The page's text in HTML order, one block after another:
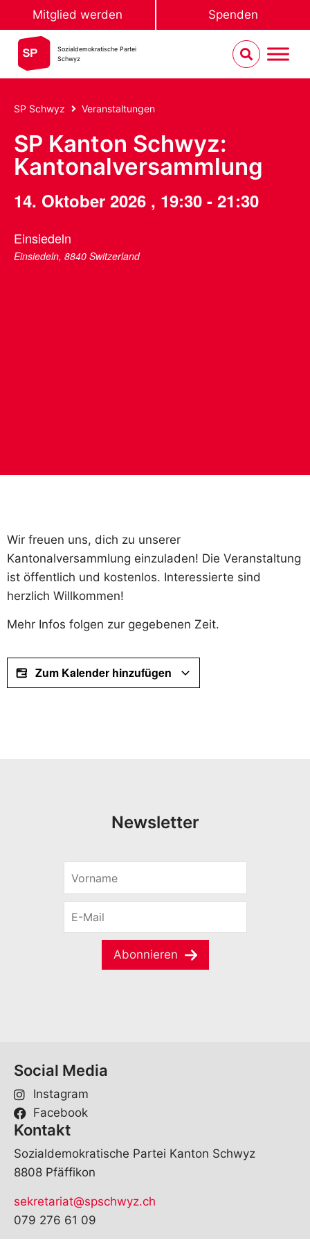
Mitglied werden Spenden
Sozialdemokratische Partei
Schwyz
SP Schwyz Veranstaltungen
SP Kanton Schwyz:
Kantonalversammlung
14. Oktober 2026 , 19:30 - 21:30
Einsiedeln
Einsiedeln, 8840 Switzerland
Wir freuen uns, dich zu unserer
Kantonalversammlung einzuladen! Die Veranstaltung
ist öffentlich und kostenlos. Interessierte sind
herzlich Willkommen!
Mehr Infos folgen zur gegebenen Zeit.
Zum Kalender hinzufügen
Newsletter
r
M
Abonnieren
Social Media
Instagram
Facebook
Kontakt
Sozialdemokratische Partei Kanton Schwyz
8808 Pfäffikon
sekretariat@spschwyz.ch
079 276 61 09